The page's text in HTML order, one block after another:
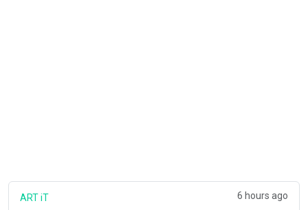
ART iT 6 hours ago